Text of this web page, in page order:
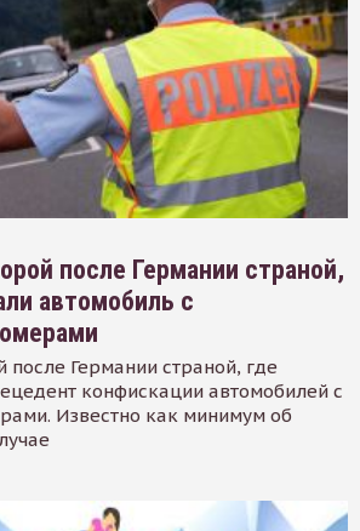
после Германии страной,
автомобиль с
после Германии страной, где
конфискации автомобилей с
Известно как минимум об